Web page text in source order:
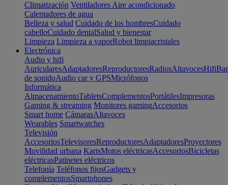
Climatización Ventiladores Aire acondicionado
Calentadores de agua
Belleza y salud Cuidado de los hombresCuidado
cabelloCuidado dentalSalud y bienestar
Limpieza Limpieza a vaporRobot limpiacristales
Electrónica
Audio y hifi
AuricularesAdaptadoresReproductoresRadiosAltavocesHifi
de sonidoAudio car y GPSMicrófonos
Informática
AlmacenamientoTabletsComplementosPortátilesImpresoras
Gaming & streaming Monitores gamingAccesorios
Smart home CámarasAltavoces
Wearables Smartwatches
Televisión
AccesoriosTelevisoresReproductoresAdaptadoresProyectores
Movilidad urbana KartsMotos eléctricasAccesoriosBicicletas
eléctricasPatinetes eléctricos
Telefonía Teléfonos fijosGadgets y
complementosSmartphones